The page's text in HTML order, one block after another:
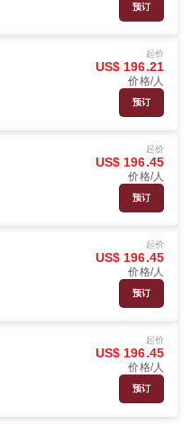
预订
起价
US$ 196.21
价格/人
预订
起价
US$ 196.45
价格/人
预订
起价
US$ 196.45
价格/人
预订
起价
US$ 196.45
价格/人
预订